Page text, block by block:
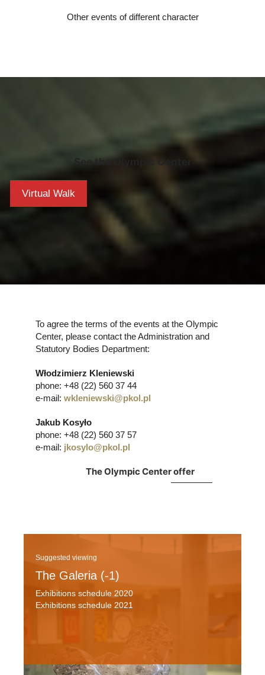
Other events of different character
See the Olympic Center
Virtual Walk
To agree the terms of the events at the Olympic
Center, please contact the Administration and
Statutory Bodies Department:
Włodzimierz Kleniewski
phone: +48 (22) 560 37 44
e-mail: wkleniewski@pkol.pl
Jakub Kosyło
phone: +48 (22) 560 37 57
e-mail: jkosylo@pkol.pl
The Olympic Center offer
Suggested viewing
The Galeria (-1)
Exhibitions schedule 2020
Exhibitions schedule 2021